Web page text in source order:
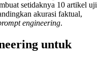
setidaknya 10 artikel uji
akurasi faktual,
engineering.
untuk